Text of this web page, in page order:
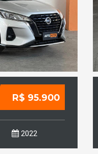
R$ 95.900
2022